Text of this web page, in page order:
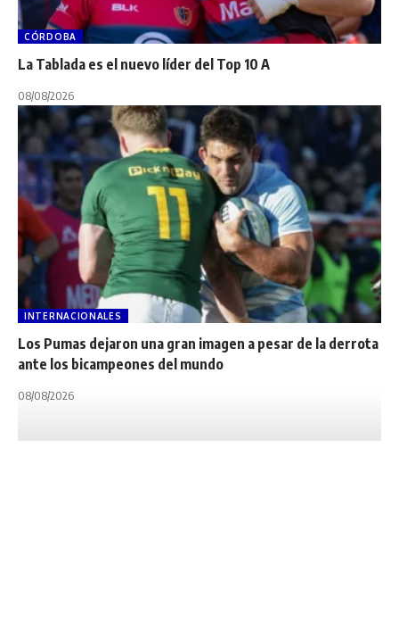
CÓRDOBA
La Tablada es el nuevo líder del Top 10 A
08/08/2026
INTERNACIONALES
Los Pumas dejaron una gran imagen a pesar de la derrota
ante los bicampeones del mundo
08/08/2026